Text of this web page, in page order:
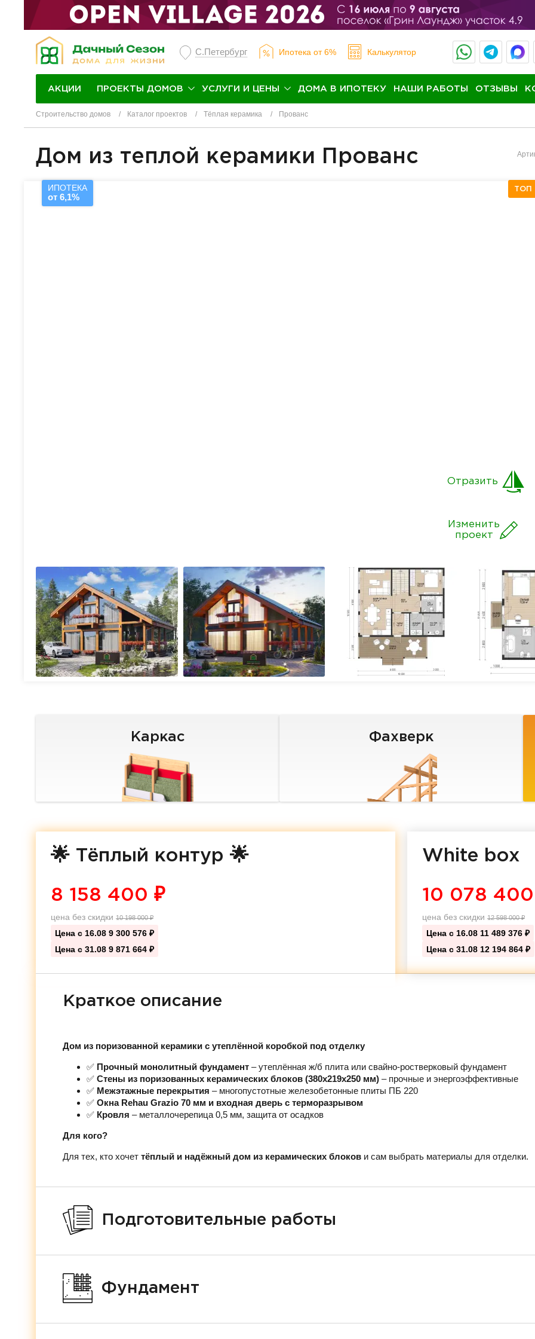
С.Петербург Ипотека от 6% Калькулятор
АКЦИИ ПРОЕКТЫ ДОМОВ УСЛУГИ И ЦЕНЫ ДОМА В ИПОТЕКУ НАШИ РАБОТЫ ОТЗЫВЫ
Строительство домов Каталог проектов Тёплая керамика Прованс
Дом из теплой керамики Прованс
ИПОТЕКА
от 6,1%
ТОП
Изменить
проект
Отразить
Каркас Фахверк
🌟 Тёплый контур 🌟
8 158 400 ₽
цена без скидки 10 198 000₽
Цена с 16.08 9 300 576 ₽
Цена с 31.08 9 871 664 ₽
White box
10 078 400
цена без скидки 12 598 000₽
Цена с 16.08 11 489 376 ₽
Цена с 31.08 12 194 864 ₽
Краткое описание
Дом из поризованной керамики с утеплённой коробкой под отделку
✅ Прочный монолитный фундамент – утеплённая ж/б плита или свайно-ростверковый фундамент
✅ Стены из поризованных керамических блоков (380х219х250 мм) – прочные и энергоэффективные
✅ Межэтажные перекрытия – многопустотные железобетонные плиты ПБ 220
✅ Окна Rehau Grazio 70 мм и входная дверь с терморазрывом
✅ Кровля – металлочерепица 0,5 мм, защита от осадков
Для кого?
Для тех, кто хочет тёплый и надёжный дом из керамических блоков и сам выбрать материалы для отделки.
Подготовительные работы
Фундамент